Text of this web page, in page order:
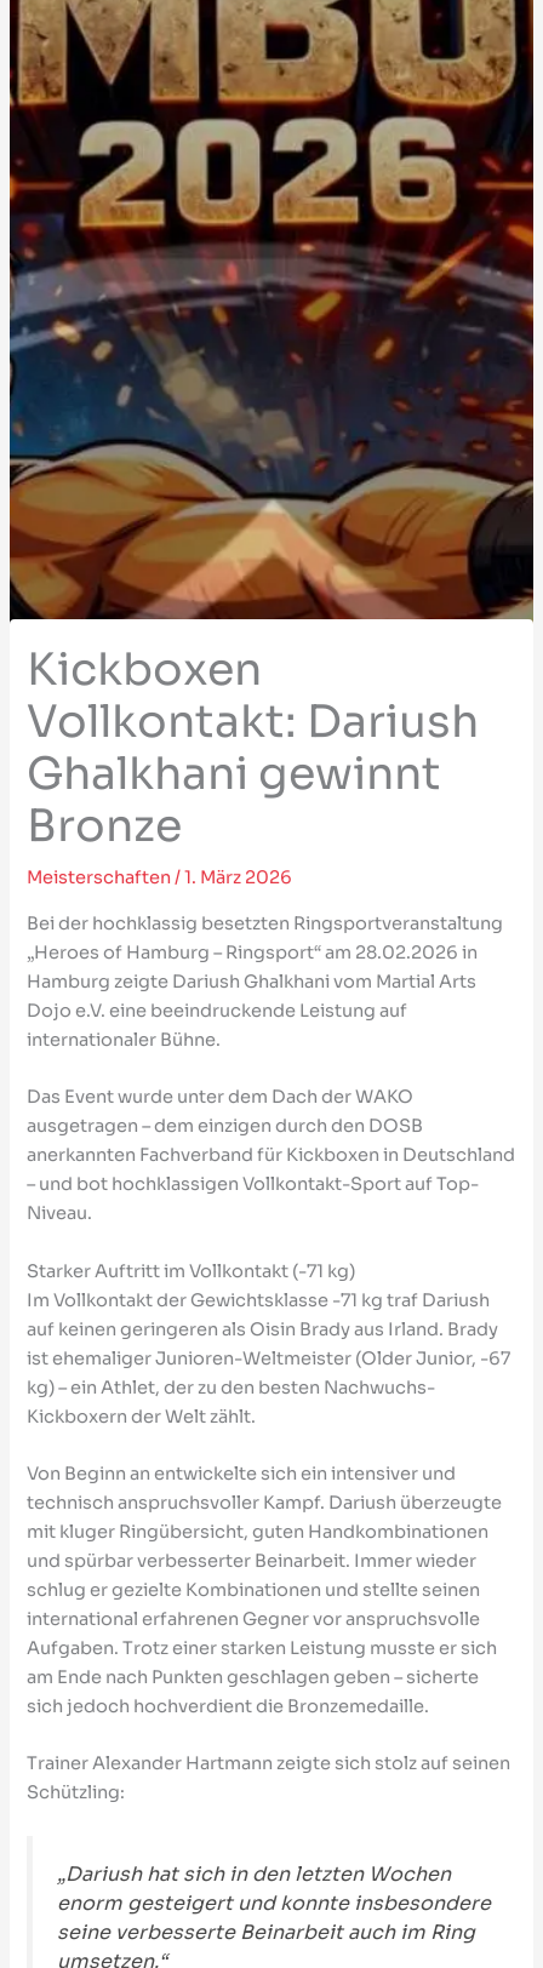
Kickboxen
Vollkontakt: Dariush
Ghalkhani gewinnt
Bronze
Meisterschaften /1. März 2026
Bei der hochklassig besetzten Ringsportveranstaltung
„Heroes of Hamburg – Ringsport“ am 28.02.2026 in
Hamburg zeigte Dariush Ghalkhani vom Martial Arts
Dojo e.V. eine beeindruckende Leistung auf
internationaler Bühne.
Das Event wurde unter dem Dach der WAKO
ausgetragen – dem einzigen durch den DOSB
anerkannten Fachverband für Kickboxen in Deutschland
– und bot hochklassigen Vollkontakt-Sport auf Top-
Niveau.
Starker Auftritt im Vollkontakt (-71 kg)
Im Vollkontakt der Gewichtsklasse -71 kg traf Dariush
auf keinen geringeren als Oisin Brady aus Irland. Brady
ist ehemaliger Junioren-Weltmeister (Older Junior, -67
kg) – ein Athlet, der zu den besten Nachwuchs-
Kickboxern der Welt zählt.
Von Beginn an entwickelte sich ein intensiver und
technisch anspruchsvoller Kampf. Dariush überzeugte
mit kluger Ringübersicht, guten Handkombinationen
und spürbar verbesserter Beinarbeit. Immer wieder
schlug er gezielte Kombinationen und stellte seinen
international erfahrenen Gegner vor anspruchsvolle
Aufgaben. Trotz einer starken Leistung musste er sich
am Ende nach Punkten geschlagen geben – sicherte
sich jedoch hochverdient die Bronzemedaille.
Trainer Alexander Hartmann zeigte sich stolz auf seinen
Schützling:
„Dariush hat sich in den letzten Wochen
enorm gesteigert und konnte insbesondere
seine verbesserte Beinarbeit auch im Ring
umsetzen.“